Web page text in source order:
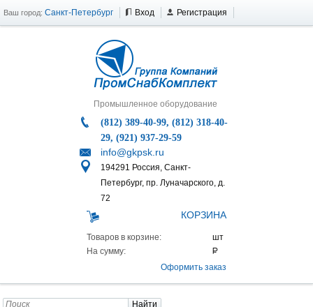
Ваш город: Санкт-Петербург Вход Регистрация
Промышленное оборудование
(812) 389-40-99, (812) 318-40-
29, (921) 937-29-59
info@gkpsk.ru
194291 Россия, Санкт-
Петербург, пр. Луначарского, д.
72
КОРЗИНА
Товаров в корзине:
На сумму:
Оформить заказ
Найти